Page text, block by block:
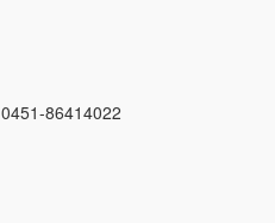
0451-86414022